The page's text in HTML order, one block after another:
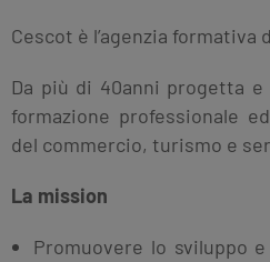
Cescot è l’agenzia formativa
Da più di 40anni progetta
formazione professionale
del commercio, turismo e
La mission
Promuovere lo sviluppo